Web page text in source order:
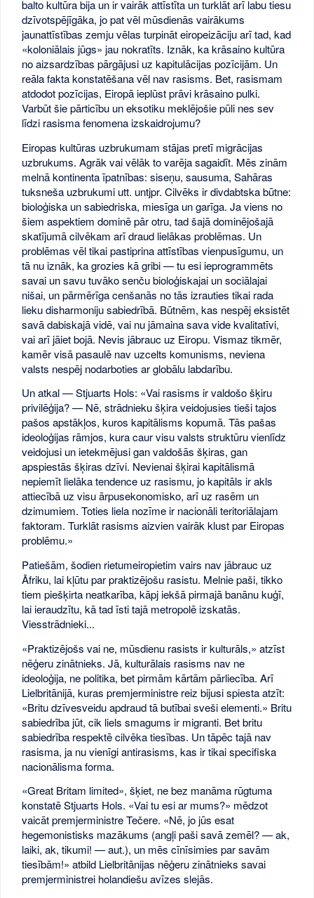
balto kultūra bija un ir vairāk attīstīta un turklāt arī labu tiesu
dzīvotspējīgāka, jo pat vēl mūsdienās vairākums
jaunattīstības zemju vēlas turpināt eiropeizāciju arī tad, kad
«koloniālais jūgs» jau nokratīts. Iznāk, ka krāsaino kultūra
no aizsardzības pārgājusi uz kapitulācijas pozīcijām. Un
reāla fakta konstatēšana vēl nav rasisms. Bet, rasismam
atdodot pozīcijas, Eiropā ieplūst prāvi krāsaino pulki.
Varbūt šie pārticību un eksotiku meklējošie pūli nes sev
līdzi rasisma fenomena izskaidrojumu?
Eiropas kultūras uzbrukumam stājas pretī migrācijas
uzbrukums. Agrāk vai vēlāk to varēja sagaidīt. Mēs zinām
melnā kontinenta īpatnības: siseņu, sausuma, Sahāras
tuksneša uzbrukumi utt. untjpr. Cilvēks ir divdabtska būtne:
bioloģiska un sabiedriska, miesīga un garīga. Ja viens no
šiem aspektiem dominē pār otru, tad šajā dominējošajā
skatījumā cilvēkam arī draud lielākas problēmas. Un
problēmas vēl tikai pastiprina attīstības vienpusīgumu, un
tā nu iznāk, ka grozies kā gribi — tu esi ieprogrammēts
savai un savu tuvāko senču bioloģiskajai un sociālajai
nišai, un pārmērīga cenšanās no tās izrauties tikai rada
lieku disharmoniju sabiedrībā. Būtnēm, kas nespēj eksistēt
savā dabiskajā vidē, vai nu jāmaina sava vide kvalitatīvi,
vai arī jāiet bojā. Nevis jābrauc uz Eiropu. Vismaz tikmēr,
kamēr visā pasaulē nav uzcelts komunisms, neviena
valsts nespēj nodarboties ar globālu labdarību.
Un atkal — Stjuarts Hols: «Vai rasisms ir valdošo šķiru
privilēģija? — Nē, strādnieku šķira veidojusies tieši tajos
pašos apstākļos, kuros kapitālisms kopumā. Tās pašas
ideoloģijas rāmjos, kura caur visu valsts struktūru vienlīdz
veidojusi un ietekmējusi gan valdošās šķiras, gan
apspiestās šķiras dzīvi. Nevienai šķirai kapitālismā
nepiemīt lielāka tendence uz rasismu, jo kapitāls ir akls
attiecībā uz visu ārpusekonomisko, arī uz rasēm un
dzimumiem. Toties liela nozīme ir nacionāli teritoriālajam
faktoram. Turklāt rasisms aizvien vairāk klust par Eiropas
problēmu.»
Patiešām, šodien rietumeiropietim vairs nav jābrauc uz
Āfriku, lai kļūtu par praktizējošu rasistu. Melnie paši, tikko
tiem piešķirta neatkarība, kāpj iekšā pirmajā banānu kuģī,
lai ieraudzītu, kā tad īsti tajā metropolē izskatās.
Viesstrādnieki...
«Praktizējošs vai ne, mūsdienu rasists ir kulturāls,» atzīst
nēģeru zinātnieks. Jā, kulturālais rasisms nav ne
ideoloģija, ne politika, bet pirmām kārtām pārliecība. Arī
Lielbritānijā, kuras premjerministre reiz bijusi spiesta atzīt:
«Britu dzīvesveidu apdraud tā butībai sveši elementi.» Britu
sabiedrība jūt, cik liels smagums ir migranti. Bet britu
sabiedrība respektē cilvēka tiesības. Un tāpēc tajā nav
rasisma, ja nu vienīgi antirasisms, kas ir tikai specifiska
nacionālisma forma.
«Great Britam limited», šķiet, ne bez manāma rūgtuma
konstatē Stjuarts Hols. «Vai tu esi ar mums?» mēdzot
vaicāt premjerministre Tečere. «Nē, jo jūs esat
hegemonistisks mazākums (angļi paši savā zemēl? — ak,
laiki, ak, tikumi! — aut.), un mēs cīnīsimies par savām
tiesībām!» atbild Lielbritānijas nēģeru zinātnieks savai
premjerministrei holandiešu avīzes slejās.